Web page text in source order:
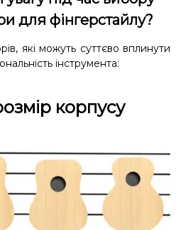
для фінгерстайлу?
які можуть суттєво вплинути
інструмента:
корпусу